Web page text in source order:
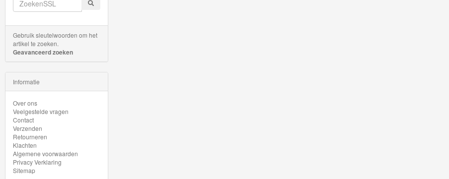
Goederenwagons
Personen
wagons
Stoomlocomotieven
C-
Rails
Gebouwen
Seinen
Gebruik sleutelwoorden om het
artikel te zoeken.
Geavanceerd zoeken
Informatie
Over ons
Veelgestelde vragen
Contact
Verzenden
Retourneren
Klachten
Algemene voorwaarden
Privacy Verklaring
Sitemap